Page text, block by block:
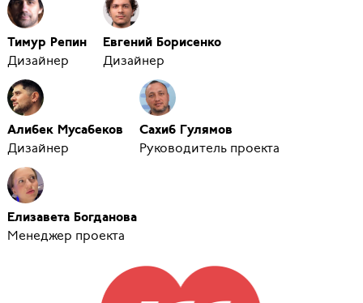
Тимур Репин
Дизайнер
Евгений Борисенко
Дизайнер
Алибек Мусабеков
Дизайнер
Сахиб Гулямов
Руководитель проекта
Елизавета Богданова
Менеджер проекта